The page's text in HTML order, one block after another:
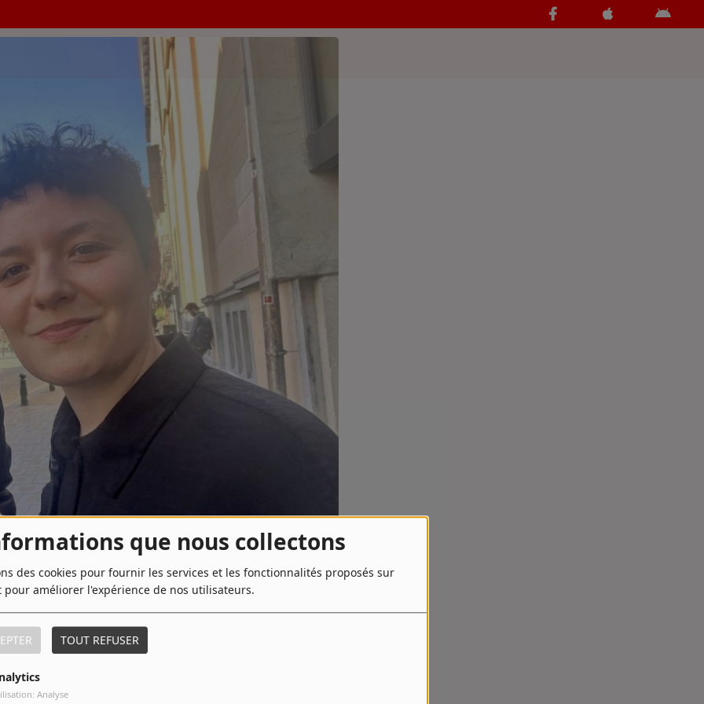
que nous collectons
des cookies pour fournir les services et les fonctionnalités proposés sur
pour améliorer l'expérience de nos utilisateurs.
TOUT REFUSER
Analyse
TÉLÉCHARGER LE PODCAST
d’Heure.
en 2022, la réalisatrice belge Paloma Sermon-Daï a choisi la